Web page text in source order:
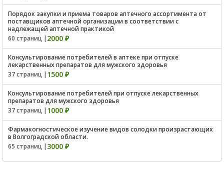
Порядок закупки и приема товаров аптечного ассортимента от
поставщиков аптечной организации в соответствии с
надлежащей аптечной практикой
60 страниц | 2000 ₽
Консультирование потребителей в аптеке при отпуске
лекарственных препаратов для мужского здоровья
37 страниц | 1500 ₽
Консультирование потребителей при отпуске лекарственных
препаратов для мужского здоровья
37 страниц | 1000 ₽
Фармакогностическое изучение видов солодки произрастающих
в Волгоградской области.
65 страниц | 3000 ₽